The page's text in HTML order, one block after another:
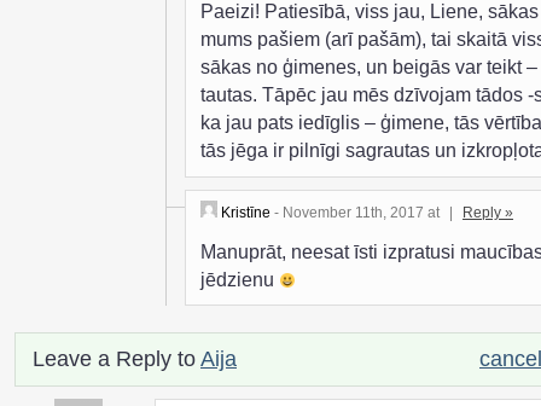
Paeizi! Patiesībā, viss jau, Liene,
mums pašiem (arī pašām), tai skaitā
sākas no ģimenes, un beigās var teikt –
tautas. Tāpēc jau mēs dzīvojam tādos -
ka jau pats iedīglis – ģimene, tās
tās jēga ir pilnīgi sagrautas un
Kristīne - November 11th, 2017 at | Reply »
Manuprāt, neesat īsti izpratusi
jēdzienu
Leave a Reply to Aija